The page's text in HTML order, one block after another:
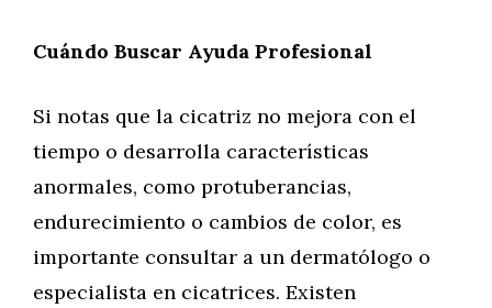
Cuándo Buscar Ayuda Profesional
Si notas que la cicatriz no mejora con el
tiempo o desarrolla características
anormales, como protuberancias,
endurecimiento o cambios de color, es
importante consultar a un dermatólogo o
especialista en cicatrices. Existen